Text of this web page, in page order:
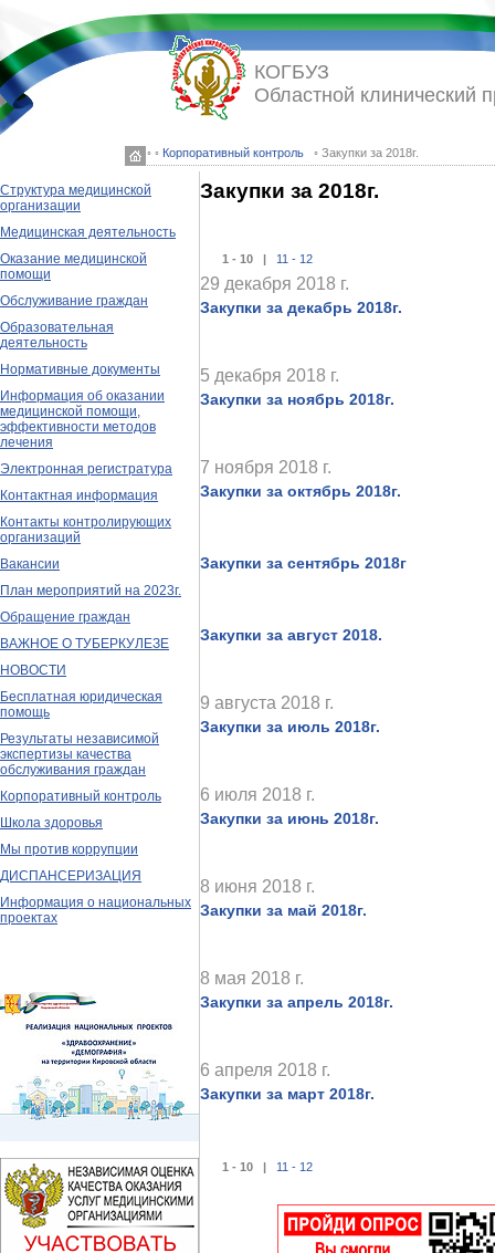
◦ ◦ Корпоративный контроль ◦ Закупки за 2018г.
КОГБУЗ
Областной клинический
Структура медицинской
организации
Медицинская деятельность
Оказание медицинской
помощи
Обслуживание граждан
Образовательная
деятельность
Нормативные документы
Информация об оказании
медицинской помощи,
эффективности методов
лечения
Электронная регистратура
Контактная информация
Контакты контролирующих
организаций
Вакансии
План мероприятий на 2023г.
Обращение граждан
ВАЖНОЕ О ТУБЕРКУЛЕЗЕ
НОВОСТИ
Бесплатная юридическая
помощь
Результаты независимой
экспертизы качества
обслуживания граждан
Корпоративный контроль
Школа здоровья
Мы против коррупции
ДИСПАНСЕРИЗАЦИЯ
Информация о национальных
проектах
Закупки за 2018г.
1 - 10 | 11 - 12
29 декабря 2018 г.
Закупки за декабрь 2018г.
5 декабря 2018 г.
Закупки за ноябрь 2018г.
7 ноября 2018 г.
Закупки за октябрь 2018г.
Закупки за сентябрь 2018г
Закупки за август 2018.
9 августа 2018 г.
Закупки за июль 2018г.
6 июля 2018 г.
Закупки за июнь 2018г.
8 июня 2018 г.
Закупки за май 2018г.
8 мая 2018 г.
Закупки за апрель 2018г.
6 апреля 2018 г.
Закупки за март 2018г.
1 - 10 | 11 - 12